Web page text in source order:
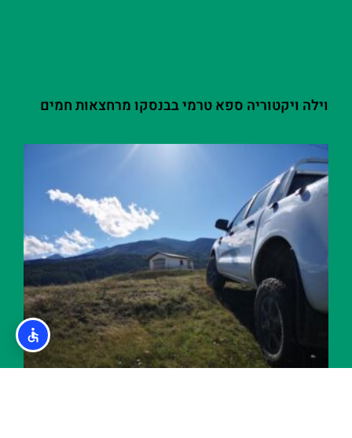
וילה ויקטוריה ספא טרמי בבנסקו מרחצאות חמים